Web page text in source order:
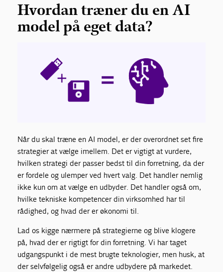
Hvordan træner du en AI
model på eget data?
Når du skal træne en AI model, er der overordnet set fire
strategier at vælge imellem. Det er vigtigt at vurdere,
hvilken strategi der passer bedst til din forretning, da der
er fordele og ulemper ved hvert valg. Det handler nemlig
ikke kun om at vælge en udbyder. Det handler også om,
hvilke tekniske kompetencer din virksomhed har til
rådighed, og hvad der er økonomi til.
Lad os kigge nærmere på strategierne og blive klogere
på, hvad der er rigtigt for din forretning. Vi har taget
udgangspunkt i de mest brugte teknologier, men husk, at
der selvfølgelig også er andre udbydere på markedet.